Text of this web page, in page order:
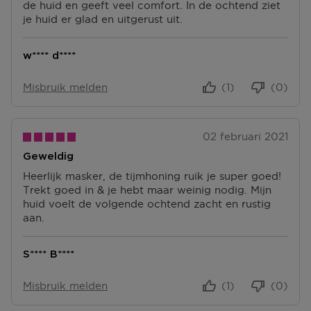
Meer vragen rond bestellen? Die vind je op onze FAQ
pagina.
de huid en geeft veel comfort. In de ochtend ziet
je huid er glad en uitgerust uit.
w**** d****
Misbruik melden (0)
(1)
02 februari 2021
Geweldig
Heerlijk masker, de tijmhoning ruik je super goed!
Trekt goed in & je hebt maar weinig nodig. Mijn
huid voelt de volgende ochtend zacht en rustig
aan.
S**** B****
Misbruik melden (0)
(1)